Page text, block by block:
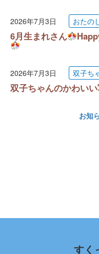
2026年7月3日 おたの
6月生まれさん
2026年7月3日 双子ち
双子ちゃんのかわい
お知
すく